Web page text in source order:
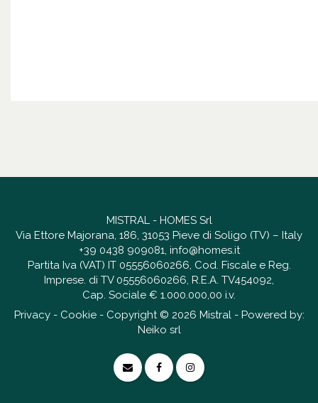
MISTRAL - HOMES Srl
Via Ettore Majorana, 186, 31053 Pieve di Soligo (TV) – Italy
+39 0438 909081, info@homes.it
Partita Iva (VAT) IT 05556060266, Cod. Fiscale e Reg.
Imprese. di TV 05556060266, R.E.A. TV454092,
Cap. Sociale € 1.000.000,00 i.v.
Privacy- Cookie- Copyright © 2026 Mistral - Powered by:
Neiko srl